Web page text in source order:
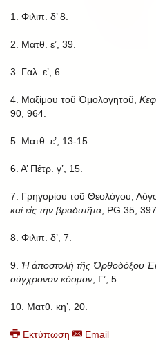
1. Φιλιπ. δ’ 8.
2. Ματθ. ε’, 39.
3. Γαλ. ε’, 6.
4. Μαξίμου τοῦ Ὁμολογητοῦ,
90, 964.
5. Ματθ. ε’, 13-15.
6. Α’ Πέτρ. γ’, 15.
7. Γρηγορίου τοῦ Θεολόγου,
καὶ εἰς τὴν βραδυτῆτα , PG 35, 397.
8. Φιλιπ. δ’, 7.
9. Ἡ ἀποστολή τῆς Ὀρθοδόξου
σύγχρονον κόσμον , Γ’, 5.
10. Ματθ. κη’, 20.
Εκτύπωση Email